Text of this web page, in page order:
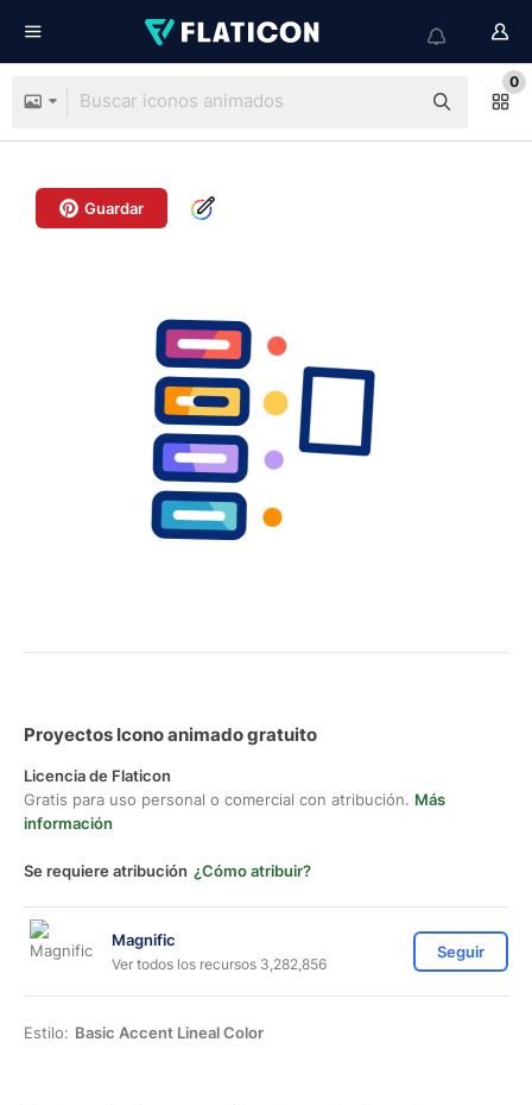
0
Guardar
Proyectos Icono animado gratuito
Licencia de Flaticon
Gratis para uso personal o comercial con atribución. Más
información
Se requiere atribución ¿Cómo atribuir?
Magnific
Ver todos los recursos 3,282,856
Seguir
Estilo: Basic Accent Lineal Color